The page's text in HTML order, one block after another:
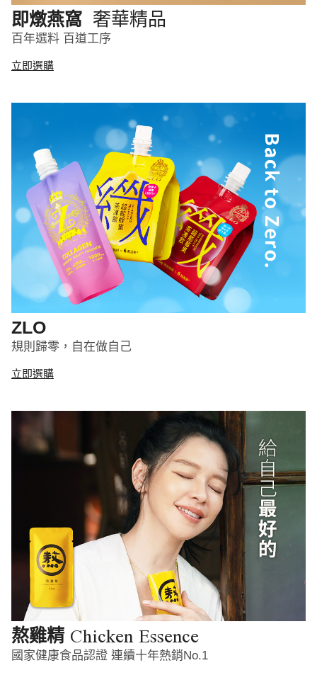
即燉燕窩 奢華精品
百年選料 百道工序
立即選購
ZLO
規則歸零，自在做自己
立即選購
熬雞精 Chicken Essence
國家健康食品認證 連續十年熱銷No.1